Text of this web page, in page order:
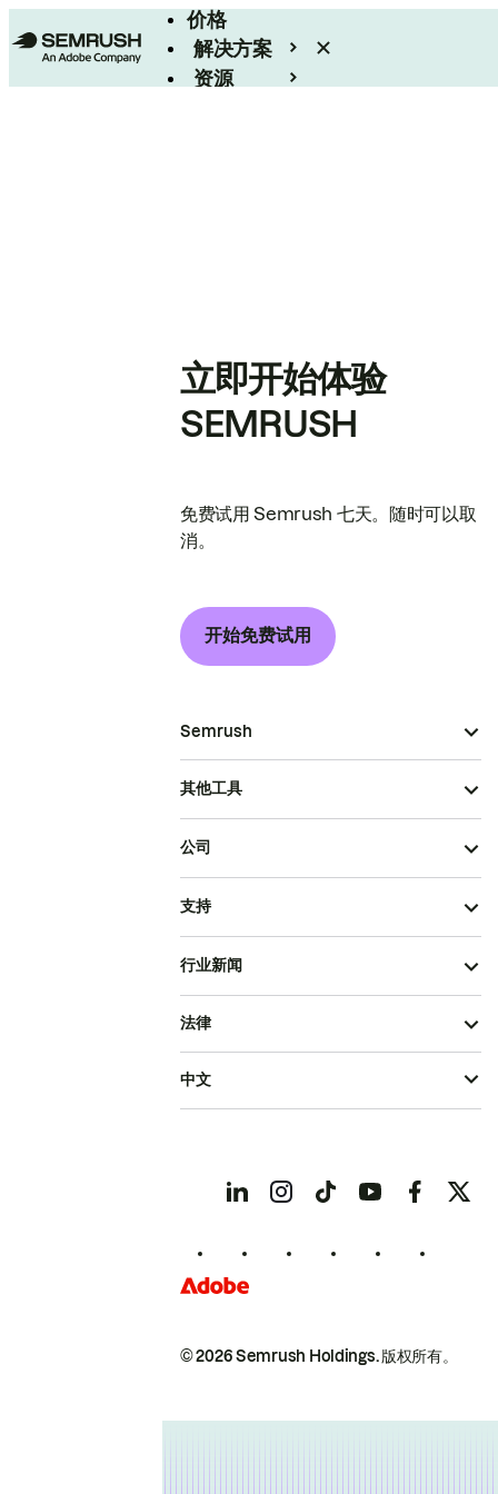
价格
解决方案
资源
立即开始体验
SEMRUSH
免费试用 Semrush 七天。随时可以取
消。
开始免费试用
Semrush
其他工具
公司
支持
行业新闻
© 2026 Semrush Holdings.版权所有。
法律
中文